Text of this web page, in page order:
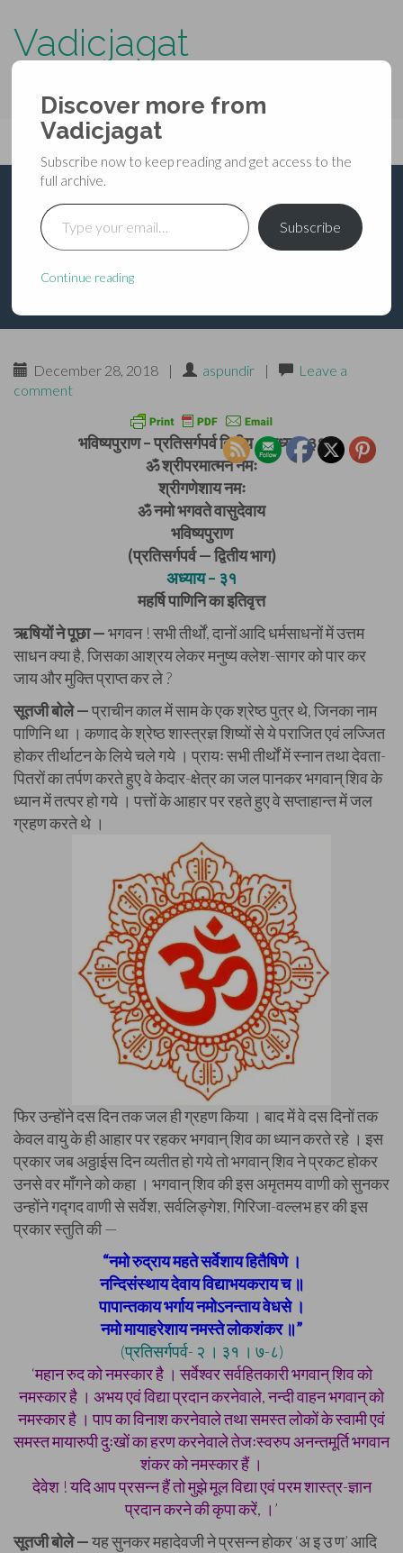
Vadicjagat
Primary
Menu
content
Vadicjagat
भविष्यपुराण – प्रतिसर्गपर्व
द्वितीय – अध्याय ३१
December 28, 2018 | aspundir |
Leave a
comment
भविष्यपुराण – प्रतिसर्गपर्व द्वितीय – अध्याय ३१
ॐ श्रीपरमात्मने नमः
श्रीगणेशाय नमः
ॐ नमो भगवते वासुदेवाय
भविष्यपुराण
(प्रतिसर्गपर्व — द्वितीय भाग)
अध्याय – ३१
महर्षि पाणिनि का इतिवृत्त
ऋषियों ने पूछा —भगवन ! सभी तीर्थों, दानों आदि धर्मसाधनों में उत्तम
साधन क्या है, जिसका आश्रय लेकर मनुष्य क्लेश-सागर को पार कर
जाय और मुक्ति प्राप्त कर ले ?
सूतजी बोले —प्राचीन काल में साम के एक श्रेष्ठ पुत्र थे, जिनका नाम
पाणिनि था । कणाद के श्रेष्ठ शास्त्रज्ञ शिष्यों से ये पराजित एवं लज्जित
होकर तीर्थाटन के लिये चले गये । प्रायः सभी तीर्थों में स्नान तथा देवता-
पितरों का तर्पण करते हुए वे केदार-क्षेत्र का जल पानकर भगवान् शिव के
ध्यान में तत्पर हो गये । पत्तों के आहार पर रहते हुए वे सप्ताहान्त में जल
ग्रहण करते थे ।
फिर उन्होंने दस दिन तक जल ही ग्रहण किया । बाद में वे दस दिनों तक
केवल वायु के ही आहार पर रहकर भगवान् शिव का ध्यान करते रहे । इस
प्रकार जब अठ्ठाईस दिन व्यतीत हो गये तो भगवान् शिव ने प्रकट होकर
उनसे वर माँगने को कहा । भगवान् शिव की इस अमृतमय वाणी को सुनकर
उन्होंने गद्गद वाणी से सर्वेश, सर्वलिङ्गेश, गिरिजा-वल्लभ हर की इस
प्रकार स्तुति की —
“नमो रुद्राय महते सर्वेशाय हितैषिणे ।
नन्दिसंस्थाय देवाय विद्याभयकराय च ॥
पापान्तकाय भर्गाय नमोऽनन्ताय वेधसे ।
नमो मायाहरेशाय नमस्ते लोकशंकर ॥”
(प्रतिसर्गपर्व- २ । ३१ । ७-८)
‘महान रुद को नमस्कार है । सर्वेश्वर सर्वहितकारी भगवान् शिव को
नमस्कार है । अभय एवं विद्या प्रदान करनेवाले, नन्दी वाहन भगवान् को
नमस्कार है । पाप का विनाश करनेवाले तथा समस्त लोकों के स्वामी एवं
समस्त मायारुपी दुःखों का हरण करनेवाले तेजःस्वरुप अनन्तमूर्ति भगवान
शंकर को नमस्कार हैं ।
देवेश ! यदि आप प्रसन्न हैं तो मुझे मूल विद्या एवं परम शास्त्र-ज्ञान
प्रदान करने की कृपा करें, ।’
सूतजी बोले —यह सुनकर महादेवजी ने प्रसन्न होकर ‘अ इ उ ण’ आदि
Discover more from
Vadicjagat
Subscribe now to keep reading and get access to the
full archive.
Type your email…
Subscribe
Continue reading